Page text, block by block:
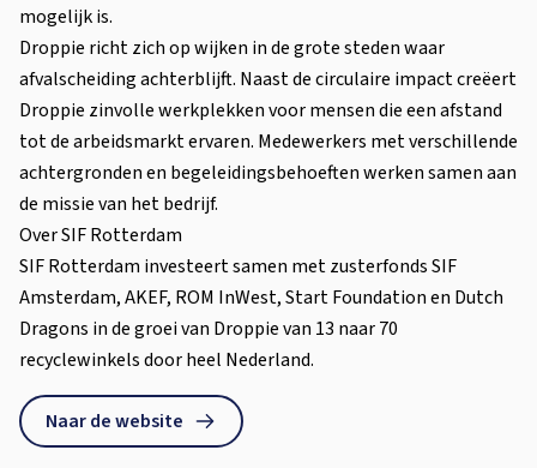
mogelijk is.
Droppie richt zich op wijken in de grote steden waar
afvalscheiding achterblijft. Naast de circulaire impact creëert
Droppie zinvolle werkplekken voor mensen die een afstand
tot de arbeidsmarkt ervaren. Medewerkers met verschillende
achtergronden en begeleidingsbehoeften werken samen aan
de missie van het bedrijf.
Over SIF Rotterdam
SIF Rotterdam investeert samen met zusterfonds SIF
Amsterdam, AKEF, ROM InWest, Start Foundation en Dutch
Dragons in de groei van Droppie van 13 naar 70
recyclewinkels door heel Nederland.
Naar de website